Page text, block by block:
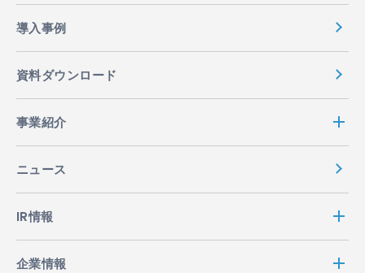
導入事例
資料ダウンロード
事業紹介
ニュース
IR情報
企業情報